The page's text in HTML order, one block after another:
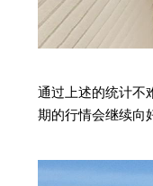
通过上述的统计不
期的行情会继续向